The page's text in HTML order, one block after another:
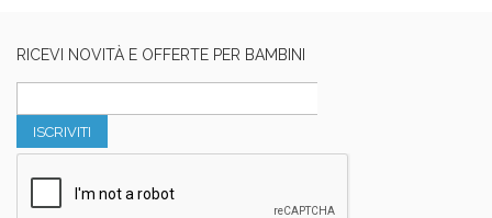
RICEVI NOVITÀ E OFFERTE PER BAMBINI
ISCRIVITI